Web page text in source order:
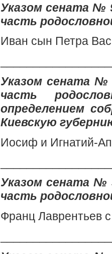
Указом сената №
часть
Иван сын Петра
Указом сената №
часть
определением
Киевскую
Иосиф и Игнатий-
Указом сената №
часть
Франц Лаврентьев